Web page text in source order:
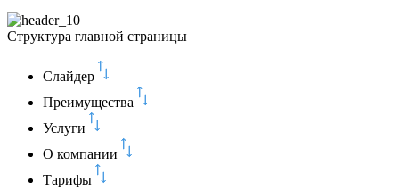
Структура главной страницы
Слайдер
Преимущества
Услуги
О компании
Тарифы